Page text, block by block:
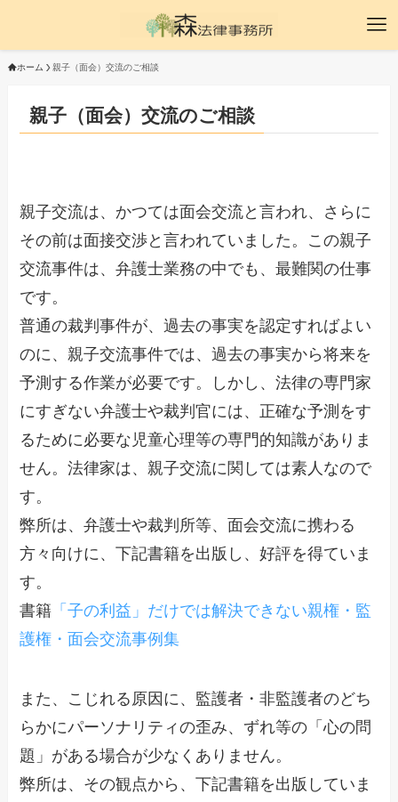
ホーム 親子（面会）交流のご相談
親子（面会）交流のご相談
親子交流は、かつては面会交流と言われ、さらに
その前は面接交渉と言われていました。この親子
交流事件は、弁護士業務の中でも、最難関の仕事
です。
普通の裁判事件が、過去の事実を認定すればよい
のに、親子交流事件では、過去の事実から将来を
予測する作業が必要です。しかし、法律の専門家
にすぎない弁護士や裁判官には、正確な予測をす
るために必要な児童心理等の専門的知識がありま
せん。法律家は、親子交流に関しては素人なので
す。
弊所は、弁護士や裁判所等、面会交流に携わる
方々向けに、下記書籍を出版し、好評を得ていま
す。
書籍 「子の利益」だけでは解決できない親権・監
護権・面会交流事例集
また、こじれる原因に、監護者・非監護者のどち
らかにパーソナリティの歪み、ずれ等の「心の問
題」がある場合が少なくありません。
弊所は、その観点から、下記書籍を出版していま